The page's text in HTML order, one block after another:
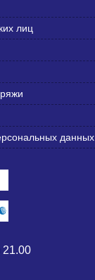
лиц
данных
21.00